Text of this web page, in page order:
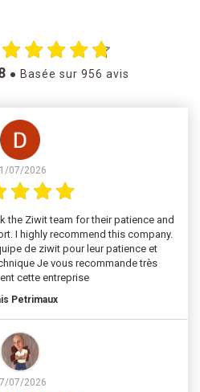
● Basée sur 956 avis
07/2026
the Ziwit team for their patience and
I highly recommend this company.
de ziwit pour leur patience et
Je vous recommande très
cette entreprise
Petrimaux
07/2026